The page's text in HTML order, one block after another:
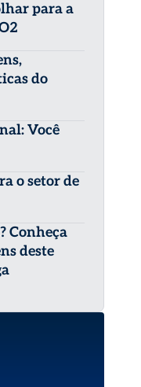
para a
do
Você
o setor de
Conheça
deste